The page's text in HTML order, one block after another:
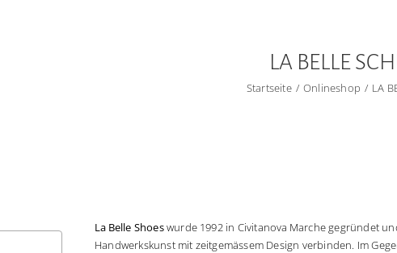
LA BELLE
Startseite Onlineshop LA
La Belle Shoeswurde 1992 in Civitanova Marche gegründet
Handwerkskunst mit zeitgemässem Design verbinden. Im